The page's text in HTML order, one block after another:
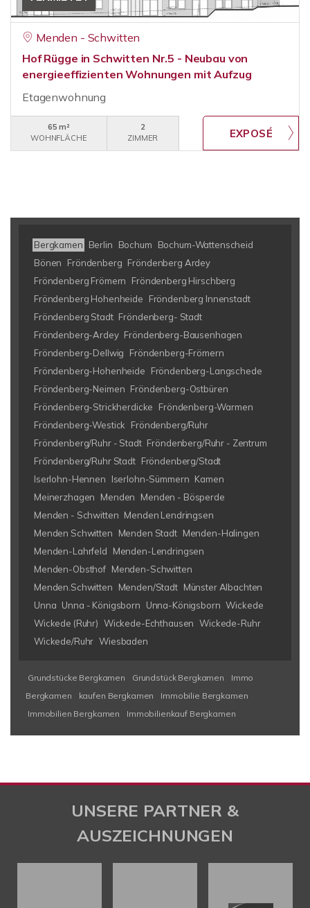
Menden - Schwitten
Hof Rügge in Schwitten Nr.5 - Neubau von
energieeffizienten Wohnungen mit Aufzug
Etagenwohnung
65 m²
WOHNFLÄCHE
2
ZIMMER
Bergkamen Berlin Bochum
Bochum-Wattenscheid
Bönen
Fröndenberg Fröndenberg Ardey
Fröndenberg Frömern
Fröndenberg Hirschberg
Fröndenberg Hohenheide
Fröndenberg Innenstadt
Fröndenberg Stadt Fröndenberg- Stadt
Fröndenberg-Ardey Fröndenberg-Bausenhagen
Fröndenberg-Dellwig
Fröndenberg-Frömern
Fröndenberg-Hohenheide
Fröndenberg-Langschede
Fröndenberg-Neimen Fröndenberg-Ostbüren
Fröndenberg-Strickherdicke
Fröndenberg-Warmen
Fröndenberg-Westick
Fröndenberg/Ruhr
Fröndenberg/Ruhr - Stadt Fröndenberg/Ruhr - Zentrum
Fröndenberg/Ruhr Stadt Fröndenberg/Stadt
Iserlohn-Hennen
Iserlohn-Sümmern Kamen
Meinerzhagen
Menden
Menden - Bösperde
Menden - Schwitten Menden Lendringsen
Menden Schwitten
Menden Stadt Menden-Halingen
Menden-Lahrfeld
Menden-Lendringsen
Menden-Obsthof Menden-Schwitten
Menden.Schwitten
Menden/Stadt Münster Albachten
Unna Unna - Königsborn Unna-Königsborn Wickede
Wickede (Ruhr) Wickede-Echthausen Wickede-Ruhr
Wickede/Ruhr Wiesbaden
Grundstücke Bergkamen Grundstück Bergkamen
Immo
Bergkamen
kaufen Bergkamen
Immobilie Bergkamen
Immobilien Bergkamen
Immobilienkauf Bergkamen
UNSERE PARTNER &
AUSZEICHNUNGEN